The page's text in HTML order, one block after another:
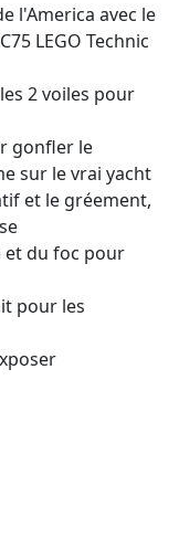
l'America avec le
LEGO Technic
2 voiles pour
gonfler le
sur le vrai yacht
et le gréement,
et du foc pour
pour les